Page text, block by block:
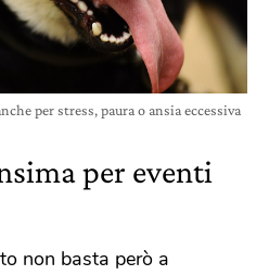
per stress, paura o ansia eccessiva
per eventi
non basta però a